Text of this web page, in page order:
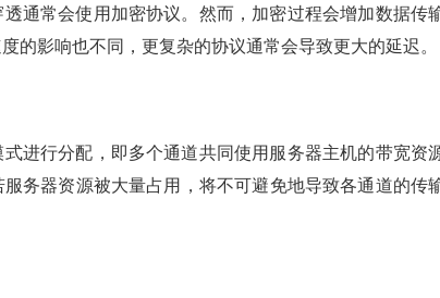
通常会使用加密协议。然而，加密过程会增加数据传
的影响也不同，更复杂的协议通常会导致更大的延迟。
进行分配，即多个通道共同使用服务器主机的带宽资
务器资源被大量占用，将不可避免地导致各通道的传